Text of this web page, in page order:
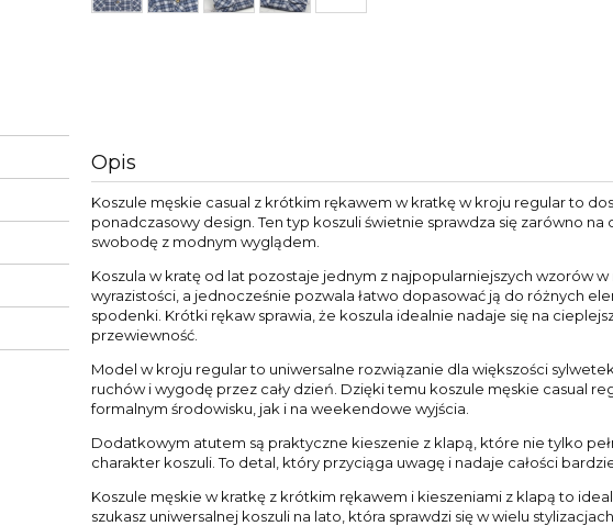
Opis
Koszule męskie casual z krótkim rękawem w kratkę w kroju regular to
ponadczasowy design. Ten typ koszuli świetnie sprawdza się zarówno
swobodę z modnym wyglądem.
Koszula w kratę od lat pozostaje jednym z najpopularniejszych wzorów
wyrazistości, a jednocześnie pozwala łatwo dopasować ją do różnych
spodenki. Krótki rękaw sprawia, że koszula idealnie nadaje się na
przewiewność.
Model w kroju regular to uniwersalne rozwiązanie dla większości
ruchów i wygodę przez cały dzień. Dzięki temu koszule męskie casual
formalnym środowisku, jak i na weekendowe wyjścia.
Dodatkowym atutem są praktyczne kieszenie z klapą, które nie tylko
charakter koszuli. To detal, który przyciąga uwagę i nadaje całości
Koszule męskie w kratkę z krótkim rękawem i kieszeniami z klapą to
szukasz uniwersalnej koszuli na lato, która sprawdzi się w wielu